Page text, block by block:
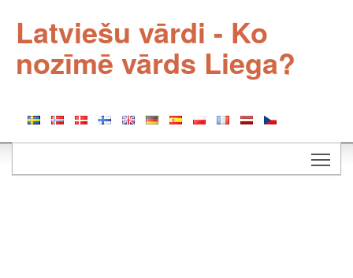
Latviešu vārdi - Ko
nozīmē vārds Liega?